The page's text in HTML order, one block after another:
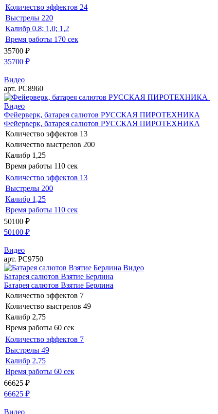
Количество эффектов 24
Выстрелы 220
Калибр 0,8; 1,0; 1,2
Время работы 170 сек
35700 ₽
35700 ₽
Видео
арт. РС8960
Видео
Фейерверк, батарея салютов РУССКАЯ ПИРОТЕХНИКА
Фейерверк, батарея салютов РУССКАЯ ПИРОТЕХНИКА
Количество эффектов 13
Количество выстрелов 200
Калибр 1,25
Время работы 110 сек
Количество эффектов 13
Выстрелы 200
Калибр 1,25
Время работы 110 сек
50100 ₽
50100 ₽
Видео
арт. РС9750
Видео
Батарея салютов Взятие Берлина
Батарея салютов Взятие Берлина
Количество эффектов 7
Количество выстрелов 49
Калибр 2,75
Время работы 60 сек
Количество эффектов 7
Выстрелы 49
Калибр 2,75
Время работы 60 сек
66625 ₽
66625 ₽
Видео